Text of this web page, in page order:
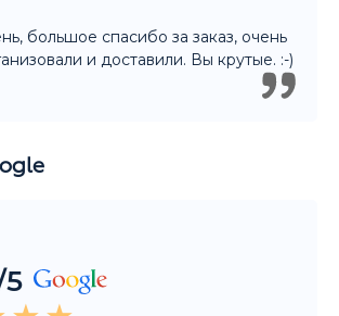
большое спасибо за заказ, очень
и доставили. Вы крутые. :-)